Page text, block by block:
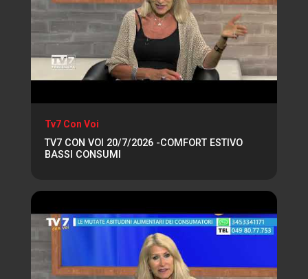
Tv7 Con Voi
TV7 CON VOI 20/7/2026 -COMFORT ESTIVO
BASSI CONSUMI